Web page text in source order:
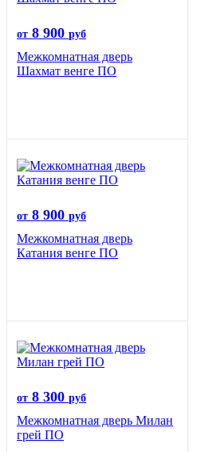
от 8 900 руб
Межкомнатная дверь
Шахмат венге ПО
от 8 900 руб
Межкомнатная дверь
Катания венге ПО
от 8 300 руб
Межкомнатная дверь Милан
грей ПО